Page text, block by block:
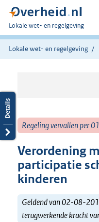
U
bent
hier:
Lokale wet- en regelgeving
Lokale wet- en regelgeving
Regeling vervallen per
Verordening
participatie
kinderen
Geldend van 02-08-
terugwerkende kracht